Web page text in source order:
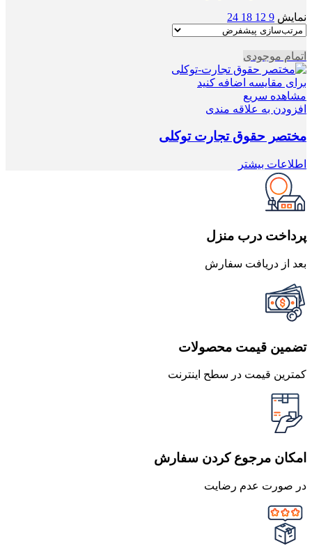
نمایش 9
12
18
24
اتمام موجودی
برای مقایسه اضافه کنید
مشاهده سریع
افزودن به علاقه مندی
مختصر حقوق تجارت توکلی
اطلاعات بیشتر
پرداخت درب منزل
بعد از دریافت سفارش
تضمین قیمت محصولات
کمترین قیمت در سطح اینترنت
امکان مرجوع کردن سفارش
در صورت عدم رضایت